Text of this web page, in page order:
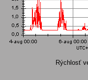
Rýchlosť